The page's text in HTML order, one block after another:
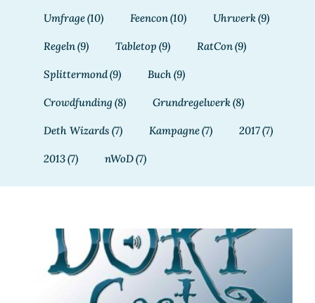
Umfrage(10) Feencon(10) Uhrwerk(9)
Regeln(9) Tabletop (9) RatCon(9)
Splittermond(9) Buch(9)
Crowdfunding (8) Grundregelwerk(8)
Deth Wizards (7) Kampagne(7) 2017(7)
2013(7) nWoD(7)